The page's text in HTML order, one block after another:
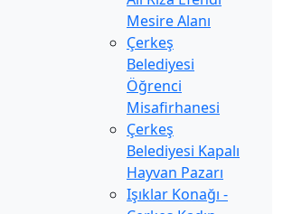
Mesire Alanı
Çerkeş
Belediyesi
Öğrenci
Misafirhanesi
Çerkeş
Belediyesi Kapalı
Hayvan Pazarı
Işıklar Konağı -